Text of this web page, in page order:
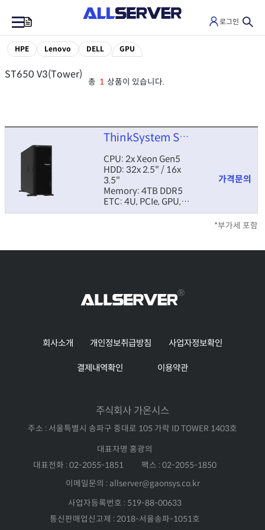
로그인
HPE Lenovo DELL GPU
ST650 V3(Tower)
총 1 상품이 있습니다.
ThinkSystem ST650 V3
CPU: 2x Xeon Gen5
HDD: 32x 2.5" / 16x
3.5"
Memory: 4TB DDR5
ETC: 4U, PCIe, GPU,
XClarity
가격문의
*부가세 포함
회사소개 개인정보취급방침 사업자정보확인
결제내역확인 이용약관
주식회사 가온시스
주소 : 서울특별시 송파구 중대로 105 가락 ID TOWER 1403호
대표자명 홍광의
대표전화 : 02-2055-1851
팩스 : 02-2055-1850
이메일문의 : allserver@gaonsys.co.kr
사업자등록번호 : 519-88-00633
통신판매업신고제 : 2018-서울송파-1051호